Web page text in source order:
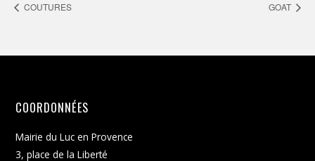
COUTURES GOAT
COORDONNÉES
Mairie du Luc en Provence
3, place de la Liberté